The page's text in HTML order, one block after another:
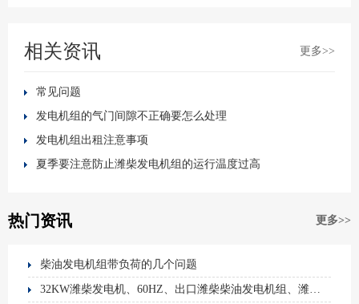
相关资讯 更多>>
常见问题
发电机组的气门间隙不正确要怎么处理
发电机组出租注意事项
夏季要注意防止潍柴发电机组的运行温度过高
热门资讯 更多>>
柴油发电机组带负荷的几个问题
32KW潍柴发电机、60HZ、出口潍柴柴油发电机组、潍柴技术参数